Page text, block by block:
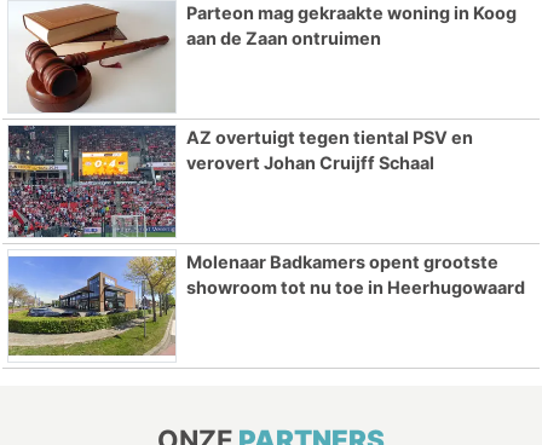
Parteon mag gekraakte woning in Koog
aan de Zaan ontruimen
AZ overtuigt tegen tiental PSV en
verovert Johan Cruijff Schaal
Molenaar Badkamers opent grootste
showroom tot nu toe in Heerhugowaard